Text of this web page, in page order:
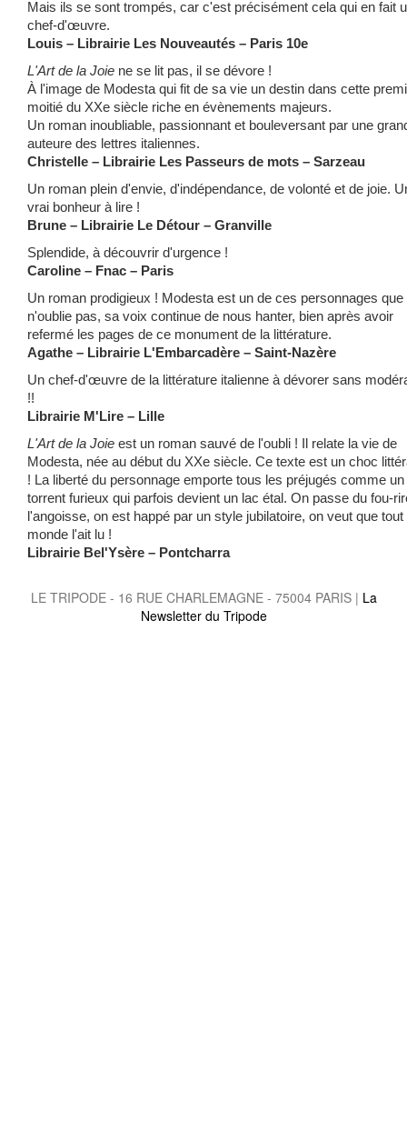
Mais ils se sont trompés, car c'est précisément cela qui en fait
chef-d'œuvre.
Louis – Librairie Les Nouveautés – Paris 10e
L'Art de la Joie ne se lit pas, il se dévore !
À l'image de Modesta qui fit de sa vie un destin dans cette
moitié du XXe siècle riche en évènements majeurs.
Un roman inoubliable, passionnant et bouleversant par une
auteure des lettres italiennes.
Christelle – Librairie Les Passeurs de mots – Sarzeau
Un roman plein d'envie, d'indépendance, de volonté et de joie.
vrai bonheur à lire !
Brune – Librairie Le Détour – Granville
Splendide, à découvrir d'urgence !
Caroline – Fnac – Paris
Un roman prodigieux ! Modesta est un de ces personnages que
n'oublie pas, sa voix continue de nous hanter, bien après avoir
refermé les pages de ce monument de la littérature.
Agathe – Librairie L'Embarcadère – Saint-Nazère
Un chef-d'œuvre de la littérature italienne à dévorer sans
!!
Librairie M'Lire – Lille
L'Art de la Joie est un roman sauvé de l'oubli ! Il relate la vie de
Modesta, née au début du XXe siècle. Ce texte est un choc
! La liberté du personnage emporte tous les préjugés comme un
torrent furieux qui parfois devient un lac étal. On passe du fou-
l'angoisse, on est happé par un style jubilatoire, on veut que tout
monde l'ait lu !
Librairie Bel'Ysère – Pontcharra
LE TRIPODE - 16 RUE CHARLEMAGNE - 75004 PARIS | La
Newsletter du Tripode